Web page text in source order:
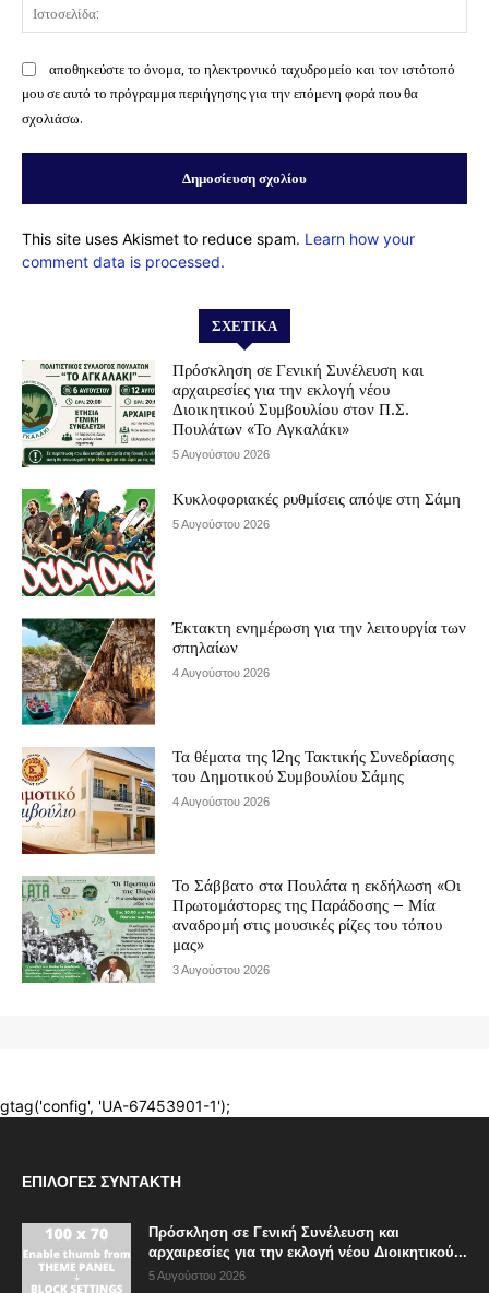
ΕΠΙΛΟΓΈΣ ΣΥΝΤΆΚΤΗ
Πρόσκληση σε Γενική Συνέλευση και
αρχαιρεσίες για την εκλογή νέου Διοικητικού...
5 Αυγούστου 2026